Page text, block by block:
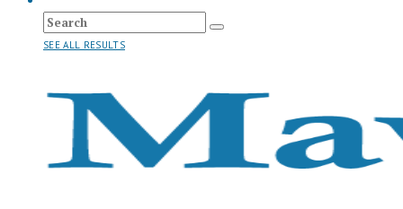
SEE ALL RESULTS